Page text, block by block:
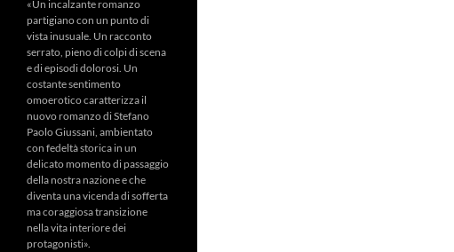
«Un incalzante romanzo
partigiano con un punto di
vista inusuale. Un racconto
serrato, pieno di colpi di scena
e di episodi dolorosi. Un
costante sentimento
omoerotico caratterizza il
nuovo romanzo di Stefano
Paolo Giussani, ambientato
con fedeltà storica in un
delicato momento di passaggio
della nostra nazione e che
diventa una vicenda di sofferta
ma coraggiosa transizione
nella vita interiore dei
protagonisti».